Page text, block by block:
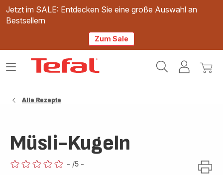
Jetzt im SALE: Entdecken Sie eine große Auswahl an
Bestsellern
Zum Sale
Mein
Mein
Das
Alle Rezepte
Müsli-Kugeln
- /5 -